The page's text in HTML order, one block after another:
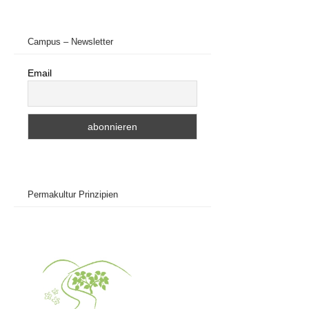
Campus – Newsletter
Email
Permakultur Prinzipien